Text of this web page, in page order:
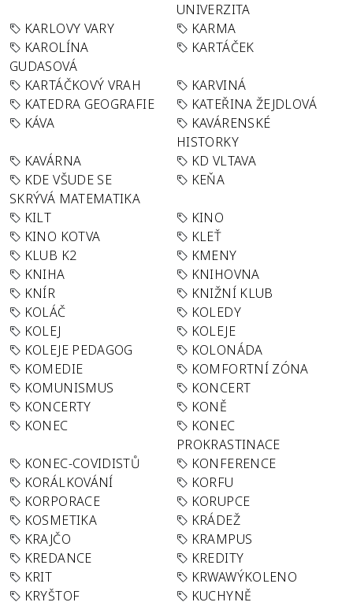
UNIVERZITA
KARLOVY VARY
KARMA
KAROLÍNA
GUDASOVÁ
KARTÁČEK
KARTÁČKOVÝ VRAH
KARVINÁ
KATEDRA GEOGRAFIE
KATEŘINA ŽEJDLOVÁ
KÁVA
KAVÁRENSKÉ
HISTORKY
KAVÁRNA
KD VLTAVA
KDE VŠUDE SE
SKRÝVÁ MATEMATIKA
KEŇA
KILT
KINO
KINO KOTVA
KLEŤ
KLUB K2
KMENY
KNIHA
KNIHOVNA
KNÍR
KNIŽNÍ KLUB
KOLÁČ
KOLEDY
KOLEJ
KOLEJE
KOLEJE PEDAGOG
KOLONÁDA
KOMEDIE
KOMFORTNÍ ZÓNA
KOMUNISMUS
KONCERT
KONCERTY
KONĚ
KONEC
KONEC
PROKRASTINACE
KONEC-COVIDISTŮ
KONFERENCE
KORÁLKOVÁNÍ
KORFU
KORPORACE
KORUPCE
KOSMETIKA
KRÁDEŽ
KRAJČO
KRAMPUS
KREDANCE
KREDITY
KRIT
KRWAWÝKOLENO
KRYŠTOF
KUCHYNĚ